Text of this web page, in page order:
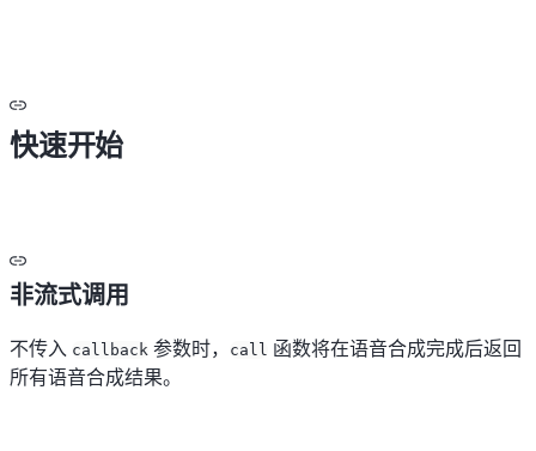
快速开始
非流式调用
不传入 callback 参数时， call 函数将在语音合成完成后返回
所有语音合成结果。